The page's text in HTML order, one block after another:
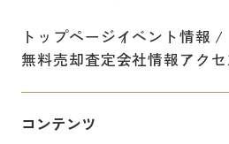
トップページイベント情報
無料売却査定会社情報アク
コンテンツ